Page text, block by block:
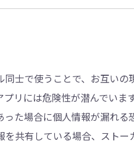
索・削除
重複ファイル検索・削除
士で使うことで、お互い
リには危険性が潜んでい
た場合に個人情報が漏れ
共有している場合、スト